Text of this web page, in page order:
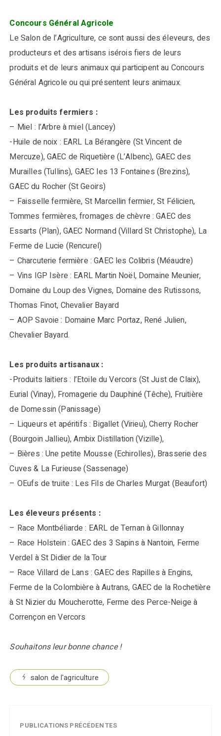
Concours Général Agricole
Le Salon de l’Agriculture, ce sont aussi des éleveurs, des
producteurs et des artisans isérois fiers de leurs
produits et de leurs animaux qui participent au Concours
Général Agricole ou qui présentent leurs animaux.
Les produits fermiers :
– Miel : l’Arbre à miel (Lancey)
-Huile de noix : EARL La Bérangère (St Vincent de
Mercuze), GAEC de Riquetière (L’Albenc), GAEC des
Murailles (Tullins), GAEC les 13 Fontaines (Brezins),
GAEC du Rocher (St Geoirs)
– Faisselle fermière, St Marcellin fermier, St Félicien,
Tommes fermières, fromages de chèvre : GAEC des
Essarts (Plan), GAEC Normand (Villard St Christophe), La
Ferme de Lucie (Rencurel)
– Charcuterie fermière : GAEC les Colibris (Méaudre)
– Vins IGP Isère : EARL Martin Noël, Domaine Meunier,
Domaine du Loup des Vignes, Domaine des Rutissons,
Thomas Finot, Chevalier Bayard
– AOP Savoie : Domaine Marc Portaz, René Julien,
Chevalier Bayard.
Les produits artisanaux :
-Produits laitiers : l’Etoile du Vercors (St Just de Claix),
Eurial (Vinay), Fromagerie du Dauphiné (Têche), Fruitière
de Domessin (Panissage)
– Liqueurs et apéritifs : Bigallet (Virieu), Cherry Rocher
(Bourgoin Jallieu), Ambix Distillation (Vizille),
– Bières : Une petite Mousse (Echirolles), Brasserie des
Cuves & La Furieuse (Sassenage)
– OEufs de truite : Les Fils de Charles Murgat (Beaufort)
Les éleveurs présents :
– Race Montbéliarde : EARL de Ternan à Gillonnay
– Race Holstein : GAEC des 3 Sapins à Nantoin, Ferme
Verdel à St Didier de la Tour
– Race Villard de Lans : GAEC des Rapilles à Engins,
Ferme de la Colombière à Autrans, GAEC de la Rochetière
à St Nizier du Moucherotte, Ferme des Perce-Neige à
Corrençon en Vercors
Souhaitons leur bonne chance !
salon de l'agriculture
PUBLICATIONS PRÉCÉDENTES